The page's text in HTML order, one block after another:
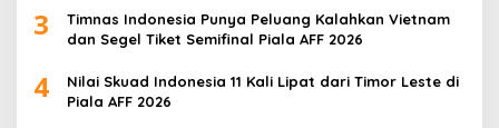
3
Timnas Indonesia Punya Peluang Kalahkan Vietnam
dan Segel Tiket Semifinal Piala AFF 2026
4
Nilai Skuad Indonesia 11 Kali Lipat dari Timor Leste di
Piala AFF 2026